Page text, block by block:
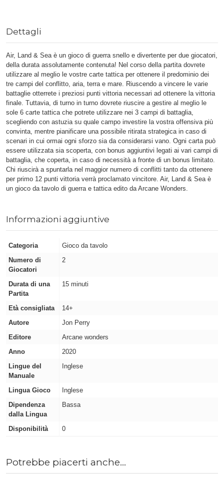
Dettagli
Air, Land & Sea è un gioco di guerra snello e divertente per due giocatori,
della durata assolutamente contenuta! Nel corso della partita dovrete
utilizzare al meglio le vostre carte tattica per ottenere il predominio dei
tre campi del conflitto, aria, terra e mare. Riuscendo a vincere le varie
battaglie otterrete i preziosi punti vittoria necessari ad ottenere la vittoria
finale. Tuttavia, di turno in turno dovrete riuscire a gestire al meglio le
sole 6 carte tattica che potrete utilizzare nei 3 campi di battaglia,
scegliendo con astuzia su quale campo investire la vostra offensiva più
convinta, mentre pianificare una possibile ritirata strategica in caso di
scenari in cui ormai ogni sforzo sia da considerarsi vano. Ogni carta può
essere utilizzata sia scoperta, con bonus aggiuntivi legati ai vari campi di
battaglia, che coperta, in caso di necessità a fronte di un bonus limitato.
Chi riuscirà a spuntarla nel maggior numero di conflitti tanto da ottenere
per primo 12 punti vittoria verrà proclamato vincitore. Air, Land & Sea è
un gioco da tavolo di guerra e tattica edito da Arcane Wonders.
Informazioni aggiuntive
Categoria
Gioco da tavolo
Numero di
Giocatori
2
Durata di una
Partita
15 minuti
Età consigliata
14+
Autore
Jon Perry
Editore
Arcane wonders
Anno
2020
Lingue del
Manuale
Inglese
Lingua Gioco
Inglese
Dipendenza
dalla Lingua
Bassa
Disponibilità 0
Potrebbe piacerti anche...